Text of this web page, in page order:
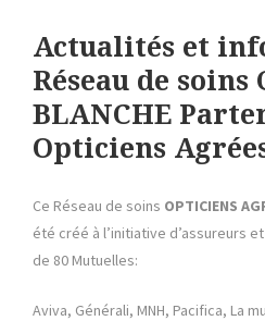
Actualités et
Réseau de soins
BLANCHE
Opticiens
Ce Réseau de soins OPTICIENS
été créé à l’initiative d’assureurs
de 80 Mutuelles:
Aviva, Générali, MNH, Pacifica, La